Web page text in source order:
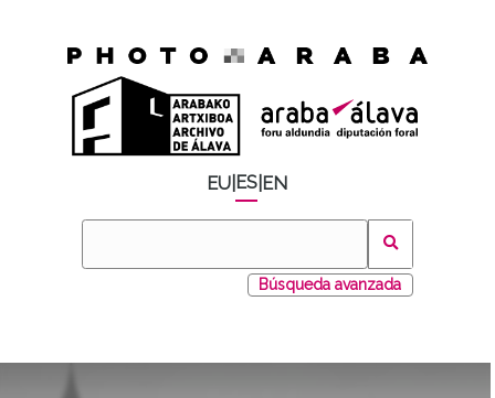
EU ES EN
Búsqueda avanzada